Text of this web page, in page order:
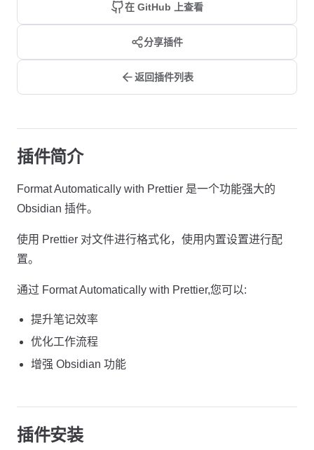
在 GitHub 上查看
分享插件
返回插件列表
插件简介
Format Automatically with Prettier 是一个功能强大的
Obsidian 插件。
使用 Prettier 对文件进行格式化，使用内置设置进行配
置。
通过 Format Automatically with Prettier,您可以:
提升笔记效率
优化工作流程
增强 Obsidian 功能
插件安装